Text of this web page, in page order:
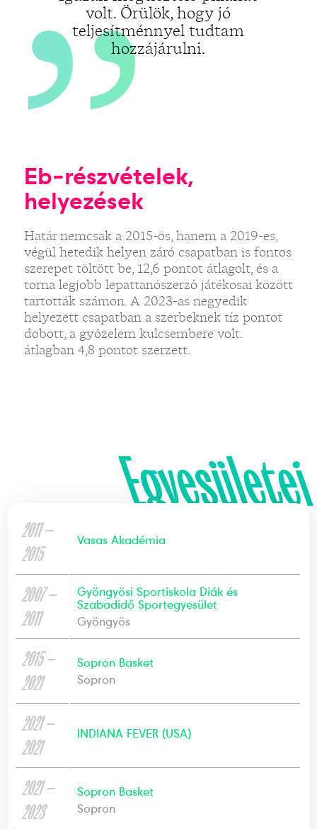
volt. Örülök, hogy jó
teljesítménnyel tudtam
hozzájárulni.
Eb-részvételek,
helyezések
Határ nemcsak a 2015-ös, hanem a 2019-es,
végül hetedik helyen záró csapatban is fontos
szerepet töltött be, 12,6 pontot átlagolt, és a
torna legjobb lepattanószerző játékosai között
tartották számon. A 2023-as negyedik
helyezett csapatban a szerbeknek tíz pontot
dobott, a győzelem kulcsembere volt.
átlagban 4,8 pontot szerzett.
Egyesületei
2011 —
2015
Vasas Akadémia
2007 —
2011
Gyöngyösi Sportiskola Diák és
Szabadidő Sportegyesület
Gyöngyös
2015 —
2021
Sopron Basket
Sopron
2021 —
2021
INDIANA FEVER (USA)
2021 —
2023
Sopron Basket
Sopron